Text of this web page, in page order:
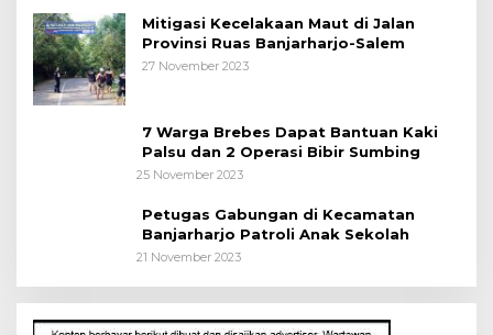
Mitigasi Kecelakaan Maut di Jalan
Provinsi Ruas Banjarharjo-Salem
27 November 2023
7 Warga Brebes Dapat Bantuan Kaki
Palsu dan 2 Operasi Bibir Sumbing
25 November 2023
Petugas Gabungan di Kecamatan
Banjarharjo Patroli Anak Sekolah
21 November 2023